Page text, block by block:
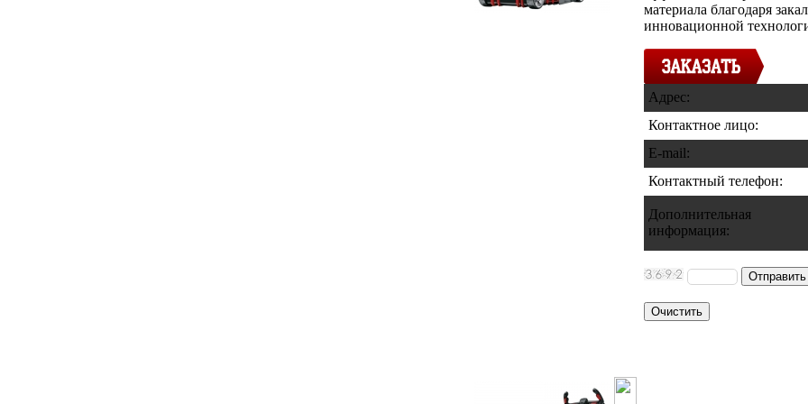
материала благодаря
инновационной
Адрес:
Контактное лицо:
E-mail:
Контактный телефон:
Дополнительная
информация: